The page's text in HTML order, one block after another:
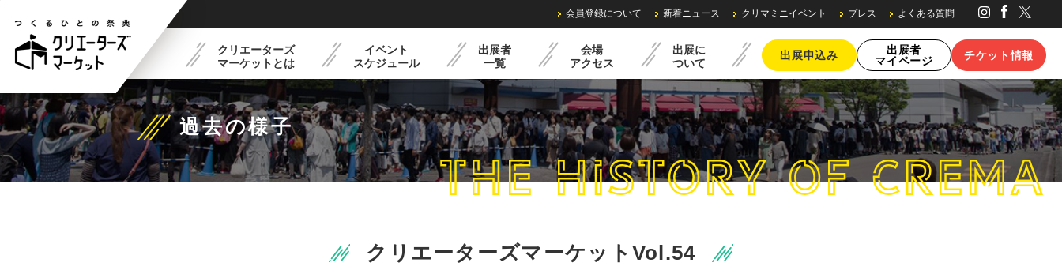
クリエーターズ
マーケットとは
リエーターズマーケット
とは
フードコート紹介 過去の様子
イベント
スケジュール
最新イベントスケジュール クリマミニイベント
出展者
一覧
会場
アクセス
出展に
ついて
出展概要 出展までの流れ レンタル備品・料金 ブースの種類・料金
出展申込み
出展者
マイページ
チケット情報
会員登録について 新着ニュース クリマミニイベント プレス よくある質問
過去の様子
THE HISTORYOF CREMA
クリエーターズマーケット Vol.54